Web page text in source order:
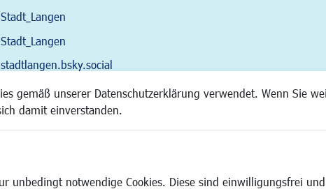
gemäß unserer Datenschutzerklärung verwendet. Wenn Sie
damit einverstanden.
unbedingt notwendige Cookies. Diese sind einwilligungsfrei
Stadt_Langen
Stadt_Langen
stadtlangen.bsky.social
RSS-Feed